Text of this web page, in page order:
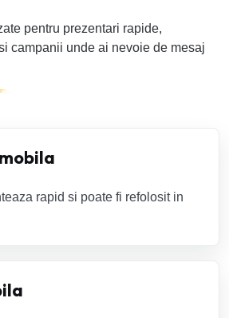
pentru prezentari rapide,
campanii unde ai nevoie de mesaj
rapid si poate fi refolosit in